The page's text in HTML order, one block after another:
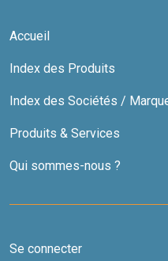
Accueil
Index des Produits
Index des Sociétés /
Produits & Services
Qui sommes-nous ?
Se connecter